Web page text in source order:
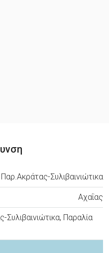
Συλιβαινιώτικα
Αχαΐας
Παραλία